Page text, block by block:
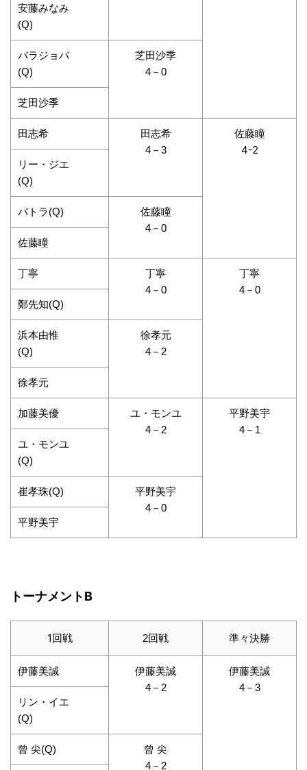
安藤みなみ
(Q)
バラジョバ
(Q)
芝田沙季
4－0
芝田沙季
田志希
田志希
4－3
佐藤瞳
4-2
リー・ジエ
(Q)
バトラ(Q)
佐藤瞳
4－0
佐藤瞳
丁寧
丁寧
4－0
丁寧
4－0
鄭先知(Q)
浜本由惟
(Q)
徐孝元
4－2
徐孝元
加藤美優
ユ・モンユ
4－2
平野美宇
4－1
ユ・モンユ
(Q)
崔孝珠(Q)
平野美宇
4－0
平野美宇
トーナメントB
1回戦 2回戦 準々決勝
伊藤美誠 伊藤美誠
4－2
伊藤美誠
4－3
リン・イエ
(Q)
曾 尖(Q)
曾 尖
4－2